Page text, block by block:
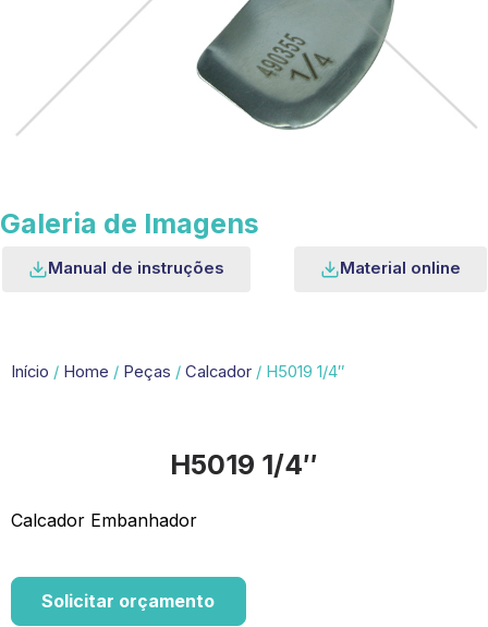
Galeria de Imagens
Manual de instruções Material online
Início / Home / Peças / Calcador / H5019 1/4″
H5019 1/4″
Calcador Embanhador
Solicitar orçamento